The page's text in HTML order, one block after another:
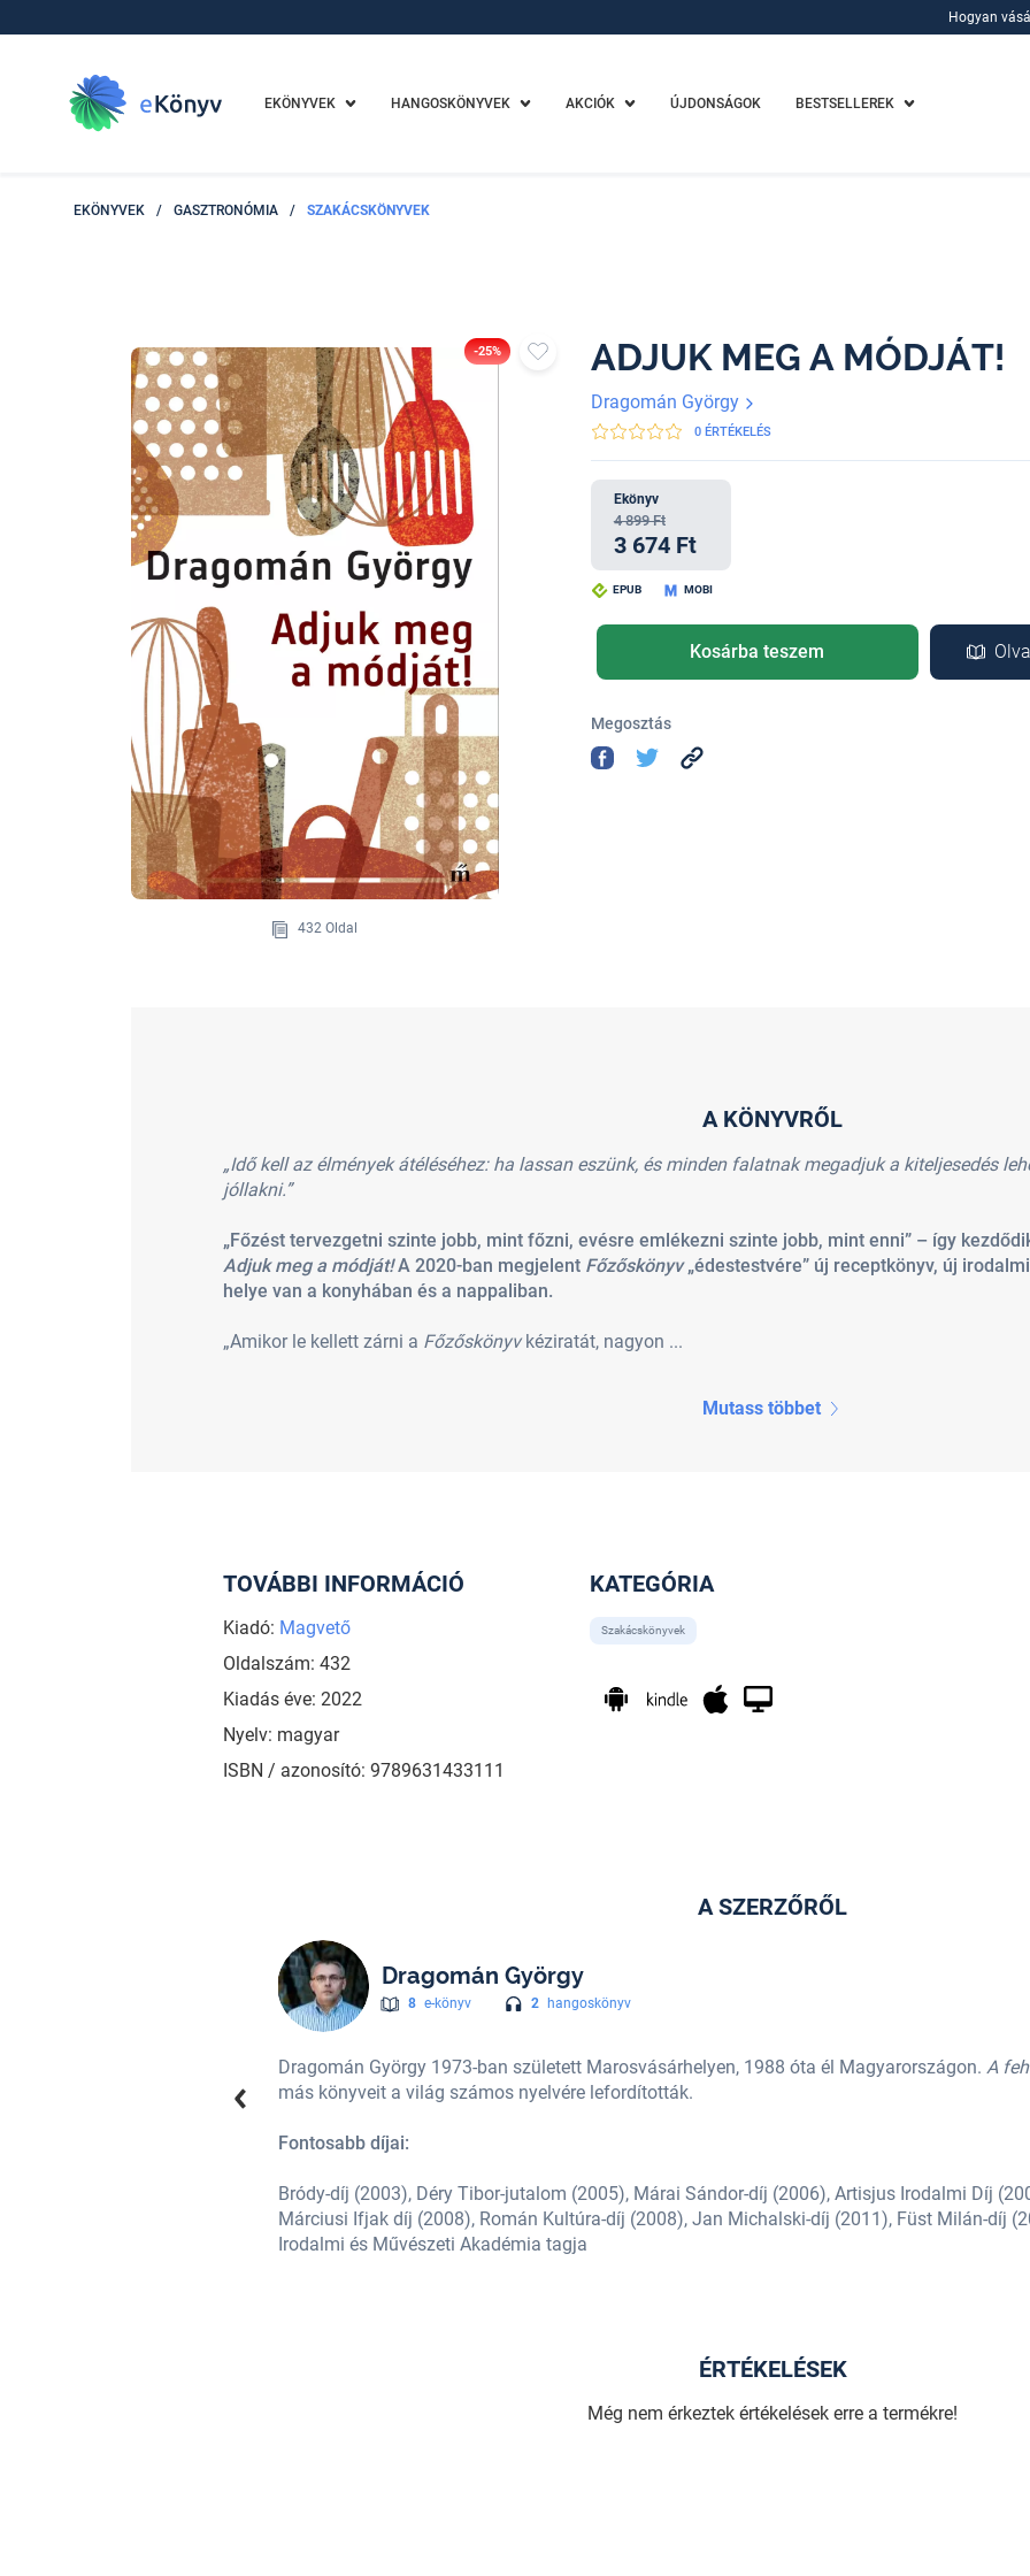
Hogyan
EKÖNYVEK HANGOSKÖNYVEK AKCIÓK ÚJDONSÁGOK BESTSELLEREK
EKÖNYVEK / GASZTRONÓMIA / SZAKÁCSKÖNYVEK
-25%
432 Oldal
ADJUK MEG A MÓDJÁT!
Dragomán György
0 ÉRTÉKELÉS
Ekönyv
4 899 Ft
3 674 Ft
EPUB MOBI
Kosárba teszem
Megosztás
A KÖNYVRŐL
„Idő kell az élmények átéléséhez: ha lassan eszünk, és minden falatnak megadjuk a kiteljesedés
jóllakni.”
„Főzést tervezgetni szinte jobb, mint főzni, evésre emlékezni szinte jobb, mint enni” – így
Adjuk meg a módját!A 2020-ban megjelent Főzőskönyv„édestestvére” új receptkönyv, új
helye van a konyhában és a nappaliban.
„Amikor le kellett zárni a Főzőskönyvkéziratát, nagyon ...
Mutass többet
TOVÁBBI INFORMÁCIÓ
Kiadó: Magvető
Oldalszám: 432
Kiadás éve: 2022
Nyelv: magyar
ISBN / azonosító: 9789631433111
KATEGÓRIA
Szakácskönyvek
A SZERZŐRŐL
Dragomán György
8 e-könyv 2 hangoskönyv
Dragomán György 1973-ban született Marosvásárhelyen, 1988 óta él Magyarországon. A
más könyveit a világ számos nyelvére lefordították.
Fontosabb díjai:
Bródy-díj (2003), Déry Tibor-jutalom (2005), Márai Sándor-díj (2006), Artisjus Irodalmi Díj
Márciusi Ifjak díj (2008), Román Kultúra-díj (2008), Jan Michalski-díj (2011), Füst Milán-díj
Irodalmi és Művészeti Akadémia tagja
ÉRTÉKELÉSEK
Még nem érkeztek értékelések erre a termékre!